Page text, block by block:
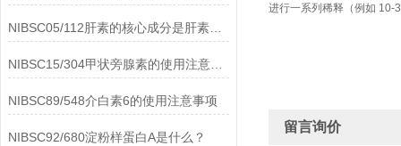
NIBSC05/112肝素的核心成分是肝素钠(Heparin Sodium)
NIBSC15/304甲状旁腺素的使用注意事项
NIBSC89/548介白素6的使用注意事项
NIBSC92/680淀粉样蛋白A是什么？
进行一系列稀释（例如 10-
留言询价